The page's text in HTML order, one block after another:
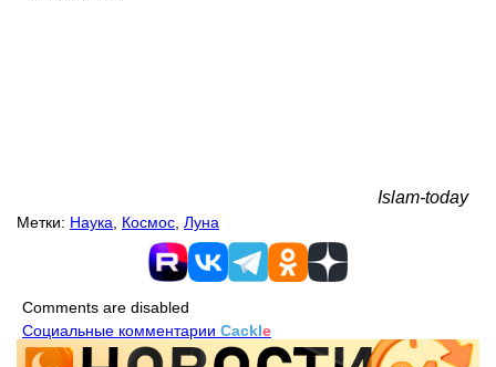
Islam-today
Метки: Наука Космос Луна
Comments are disabled
Социальные комментарии Cackle